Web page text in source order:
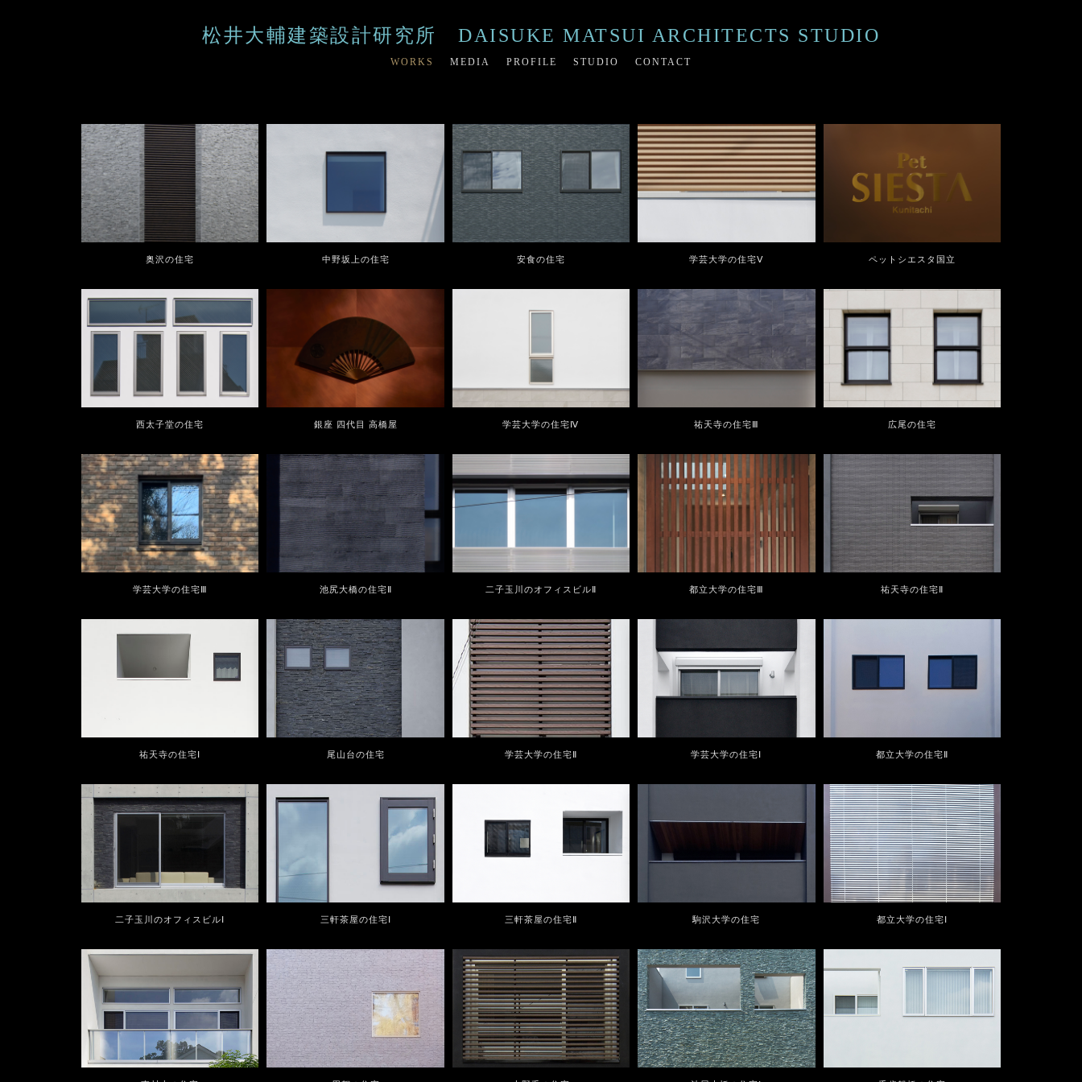
松井大輔建築設計研究所 DAISUKE MATSUI ARCHITECTS STUDIO
WORKS MEDIA PROFILE STUDIO CONTACT
奥沢の住宅 中野坂上の住宅 安食の住宅 学芸大学の住宅Ⅴ ペットシエスタ国立
西太子堂の住宅 銀座 四代目 高橋屋 学芸大学の住宅Ⅳ 祐天寺の住宅Ⅲ 広尾の住宅
学芸大学の住宅Ⅲ 池尻大橋の住宅Ⅱ 二子玉川のオフィスビルⅡ 都立大学の住宅Ⅲ 祐天寺の住宅Ⅱ
祐天寺の住宅Ⅰ 尾山台の住宅 学芸大学の住宅Ⅱ 学芸大学の住宅Ⅰ 都立大学の住宅Ⅱ
二子玉川のオフィスビルⅠ 三軒茶屋の住宅Ⅰ 三軒茶屋の住宅Ⅱ 駒沢大学の住宅 都立大学の住宅Ⅰ